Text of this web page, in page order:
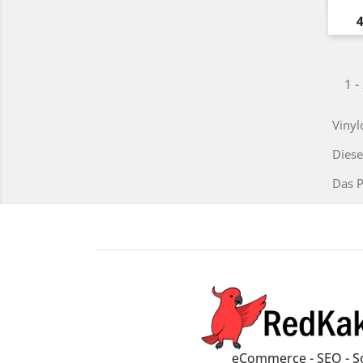
1
Das
eCommerce - SEO -